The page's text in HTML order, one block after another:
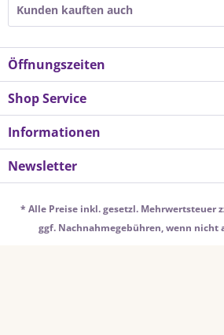
Kunden kauften auch
Öffnungszeiten
Shop Service
Informationen
Newsletter
* Alle Preise inkl. gesetzl. Mehrwertsteuer
ggf. Nachnahmegebühren, wenn nicht